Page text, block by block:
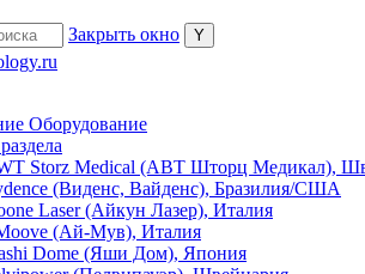
Закрыть окно
Оборудование
Storz Medical (АВТ Шторц Медикал),
(Виденс, Вайденс), Бразилия/США
Laser (Айкун Лазер), Италия
(Ай-Мув), Италия
Dome (Яши Дом), Япония